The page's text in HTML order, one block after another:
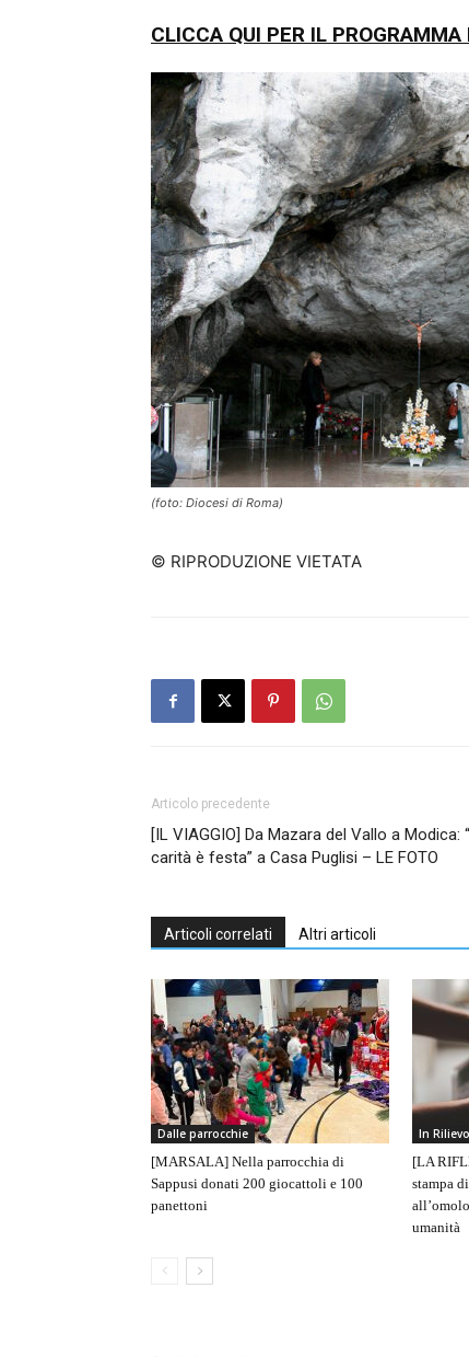
CLICCA QUI PER IL PROGRAMMA
(foto: Diocesi di Roma)
© RIPRODUZIONE VIETATA
Articolo precedente
[IL VIAGGIO] Da Mazara del Vallo a Modica:
carità è festa” a Casa Puglisi – LE FOTO
Articoli correlati Altri articoli
Dalle parrocchie
[MARSALA] Nella parrocchia di
Sappusi donati 200 giocattoli e 100
panettoni
In Rilievo
[LA
stampa
umanità